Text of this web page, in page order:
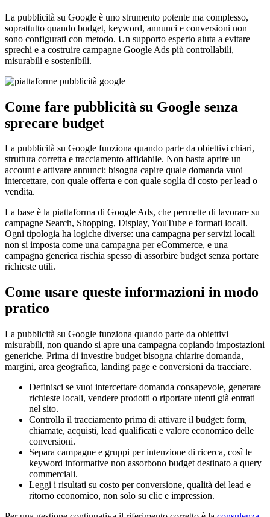
La pubblicità su Google è uno strumento potente ma complesso,
soprattutto quando budget, keyword, annunci e conversioni non
sono configurati con metodo. Un supporto esperto aiuta a evitare
sprechi e a costruire campagne Google Ads più controllabili,
misurabili e sostenibili.
Come fare pubblicità su Google senza
sprecare budget
La pubblicità su Google funziona quando parte da obiettivi chiari,
struttura corretta e tracciamento affidabile. Non basta aprire un
account e attivare annunci: bisogna capire quale domanda vuoi
intercettare, con quale offerta e con quale soglia di costo per lead o
vendita.
La base è la piattaforma di Google Ads, che permette di lavorare su
campagne Search, Shopping, Display, YouTube e formati locali.
Ogni tipologia ha logiche diverse: una campagna per servizi locali
non si imposta come una campagna per eCommerce, e una
campagna generica rischia spesso di assorbire budget senza portare
richieste utili.
Come usare queste informazioni in modo
pratico
La pubblicità su Google funziona quando parte da obiettivi
misurabili, non quando si apre una campagna copiando impostazioni
generiche. Prima di investire budget bisogna chiarire domanda,
margini, area geografica, landing page e conversioni da tracciare.
Definisci se vuoi intercettare domanda consapevole, generare
richieste locali, vendere prodotti o riportare utenti già entrati
nel sito.
Controlla il tracciamento prima di attivare il budget: form,
chiamate, acquisti, lead qualificati e valore economico delle
conversioni.
Separa campagne e gruppi per intenzione di ricerca, così le
keyword informative non assorbono budget destinato a query
commerciali.
Leggi i risultati su costo per conversione, qualità dei lead e
ritorno economico, non solo su clic e impression.